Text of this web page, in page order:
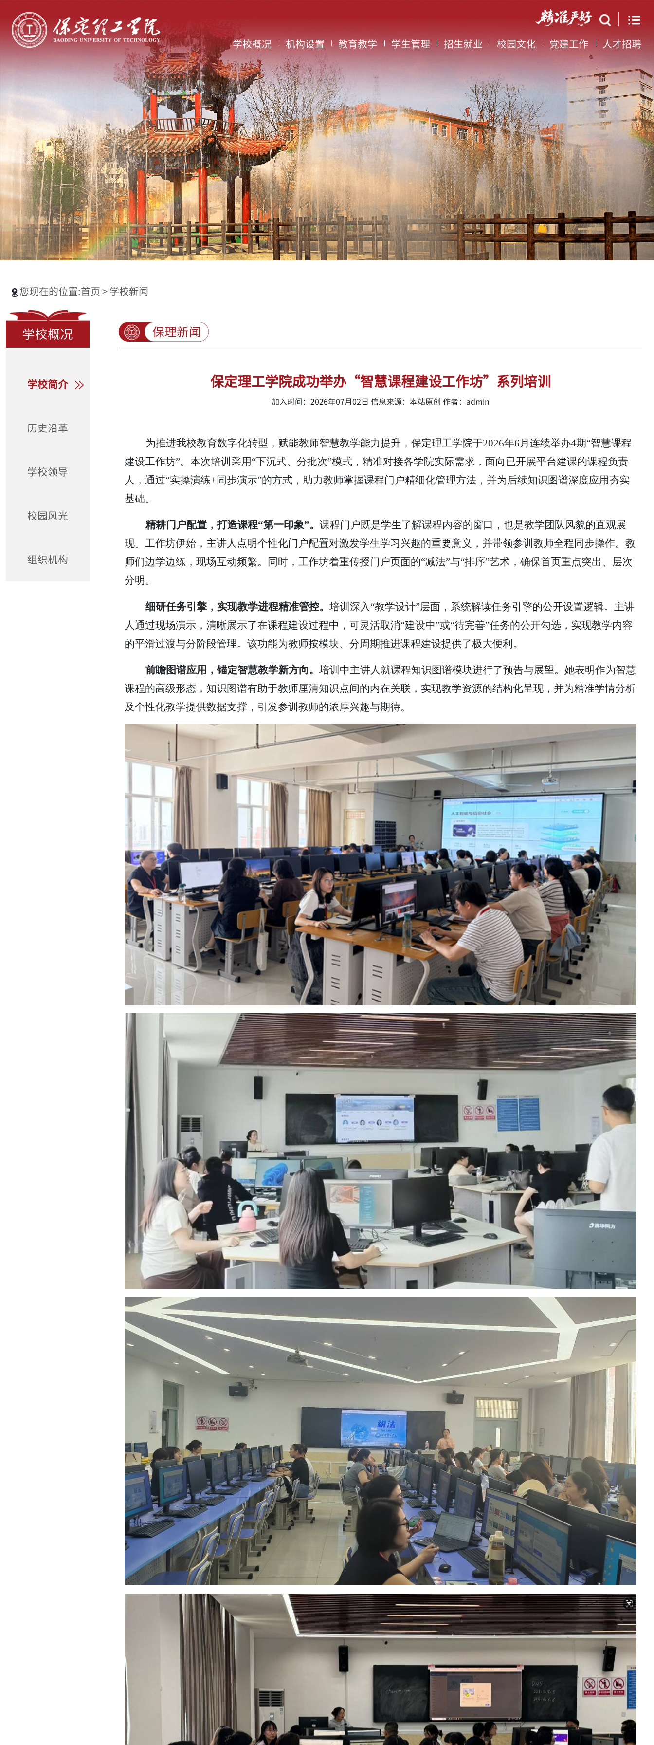
学校概况 机构设置 教育教学 学生管理 招生就业 校园文化 党建工作 人才招聘
您现在的位置:首页 > 学校新闻
学校概况
学校简介
历史沿革
学校领导
校园风光
组织机构
保理新闻
保定理工学院成功举办“智慧课程建设工作坊”系列培训
加入时间：2026年07月02日 信息来源：本站原创 作者：admin
为推进我校教育数字化转型，赋能教师智慧教学能力提升，保定理工学院于2026年6月连续举办4期“智慧课程
建设工作坊”。本次培训采用“下沉式、分批次”模式，精准对接各学院实际需求，面向已开展平台建课的课程负责
人，通过“实操演练+同步演示”的方式，助力教师掌握课程门户精细化管理方法，并为后续知识图谱深度应用夯实
基础。
精耕门户配置，打造课程“第一印象”。 课程门户既是学生了解课程内容的窗口，也是教学团队风貌的直观展
现。工作坊伊始，主讲人点明个性化门户配置对激发学生学习兴趣的重要意义，并带领参训教师全程同步操作。教
师们边学边练，现场互动频繁。同时，工作坊着重传授门户页面的“减法”与“排序”艺术，确保首页重点突出、层次
分明。
细研任务引擎，实现教学进程精准管控。 培训深入 “教学设计”层面，系统解读任务引擎的公开设置逻辑。主讲
人通过现场演示，清晰展示了在课程建设过程中，可灵活取消“建设中”或“待完善”任务的公开勾选，实现教学内容
的平滑过渡与分阶段管理。该功能为教师按模块、分周期推进课程建设提供了极大便利。
前瞻图谱应用，锚定智慧教学新方向。 培训中主讲人就课程知识图谱模块进行了预告与展望。 她表明作为智慧
课程的高级形态，知识图谱有助于教师厘清知识点间的内在关联，实现教学资源的结构化呈现，并为精准学情分析
及个性化教学提供数据支撑，引发参训教师的浓厚兴趣与期待。